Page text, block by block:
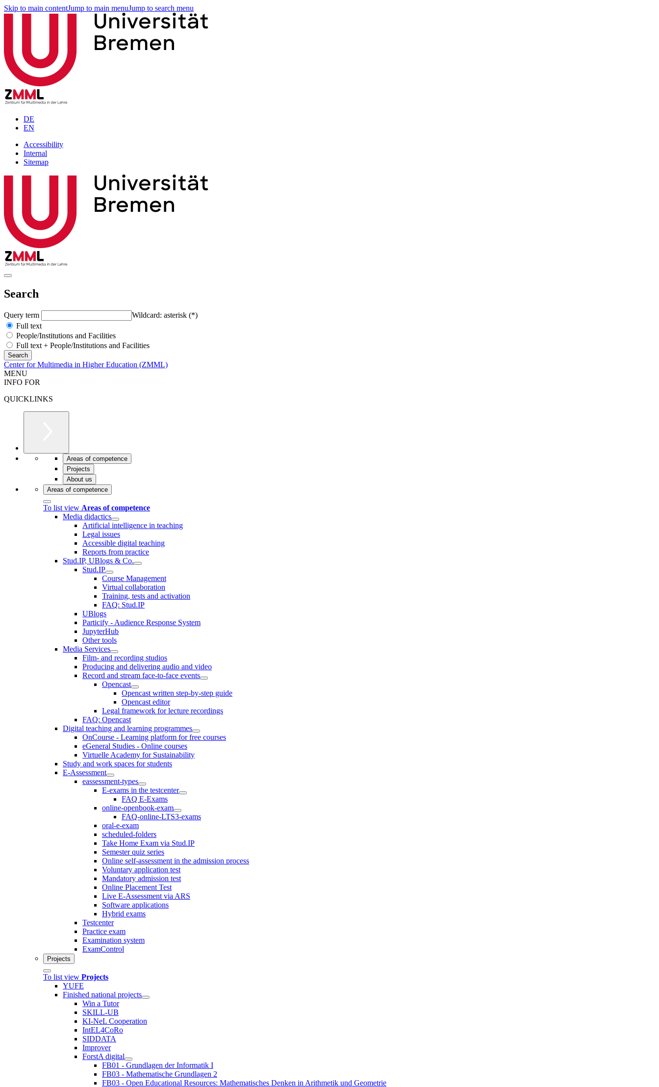
Skip to main contentJump to main menuJump to search menu
DE
EN
Accessibility
Internal
Sitemap
Search
Query term
Wildcard: asterisk (*)
Full text
People/Institutions and Facilities
Full text + People/Institutions and Facilities
Center for Multimedia in Higher Education (ZMML)
MENU
INFO FOR
QUICKLINKS
Areas of competence
Projects
About us
Areas of competence
To list view Areas of competence
Media didactics
Artificial intelligence in teaching
Legal issues
Accessible digital teaching
Reports from practice
Stud.IP, UBlogs & Co.
Stud.IP
Course Management
Virtual collaboration
Training, tests and activation
FAQ: Stud.IP
UBlogs
Particify - Audience Response System
JupyterHub
Other tools
Media Services
Film- and recording studios
Producing and delivering audio and video
Record and stream face-to-face events
Opencast
Opencast written step-by-step guide
Opencast editor
Legal framework for lecture recordings
FAQ: Opencast
Digital teaching and learning programmes
OnCourse - Learning platform for free courses
eGeneral Studies - Online courses
Virtuelle Academy for Sustainability
Study and work spaces for students
E-Assessment
eassessment-types
E-exams in the testcenter
FAQ E-Exams
online-openbook-exam
FAQ-online-LTS3-exams
oral-e-exam
scheduled-folders
Take Home Exam via Stud.IP
Semester quiz series
Online self-assessment in the admission process
Voluntary application test
Mandatory admission test
Online Placement Test
Live E-Assessment via ARS
Software applications
Hybrid exams
Testcenter
Practice exam
Examination system
ExamControl
Projects
To list view Projects
YUFE
Finished national projects
Win a Tutor
SKILL-UB
KI-NeL Cooperation
IntEL4CoRo
SIDDATA
Improver
ForstA digital
FB01 - Grundlagen der Informatik I
FB03 - Mathematische Grundlagen 2
FB03 - Open Educational Resources: Mathematisches Denken in Arithmetik und Geometrie